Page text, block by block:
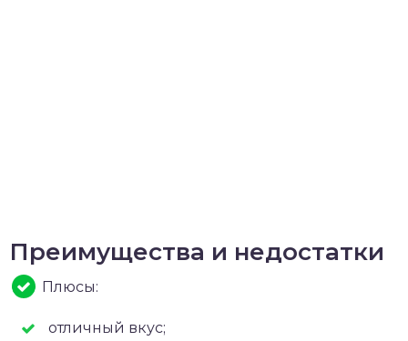
Преимущества и недостатки
Плюсы:
отличный вкус;